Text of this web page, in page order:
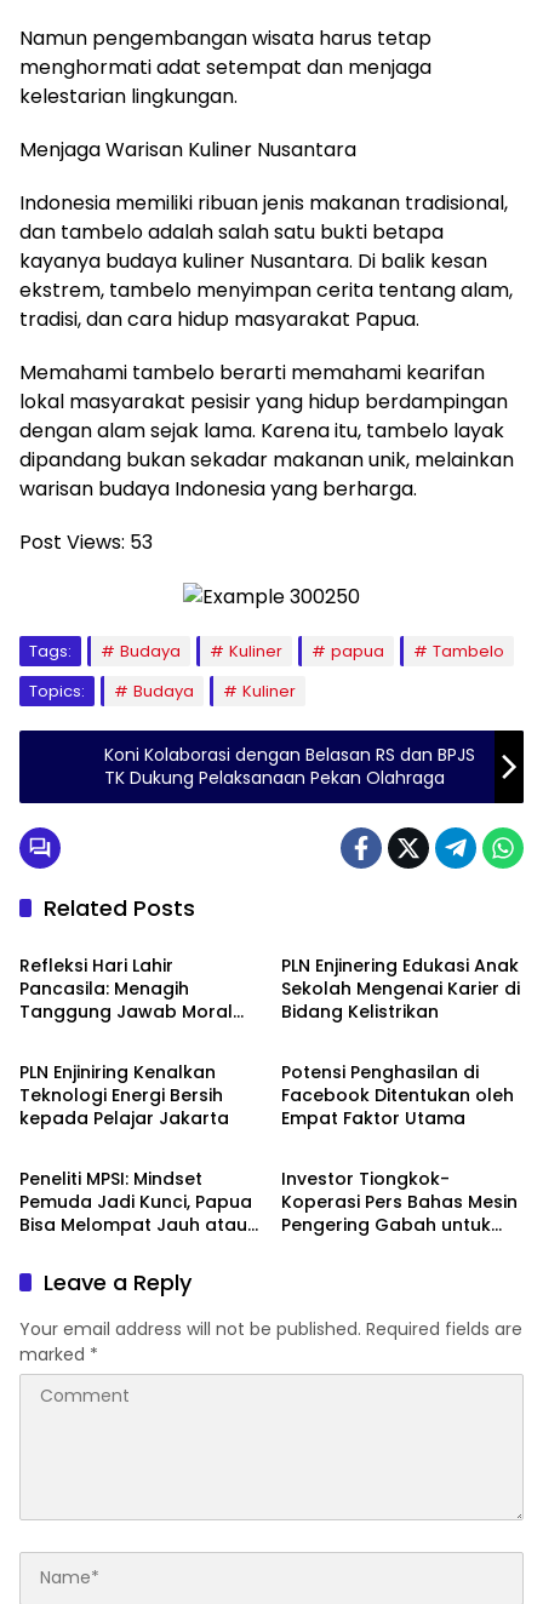
Namun pengembangan wisata harus tetap
menghormati adat setempat dan menjaga
kelestarian lingkungan.
Menjaga Warisan Kuliner Nusantara
Indonesia memiliki ribuan jenis makanan tradisional,
dan tambelo adalah salah satu bukti betapa
kayanya budaya kuliner Nusantara. Di balik kesan
ekstrem, tambelo menyimpan cerita tentang alam,
tradisi, dan cara hidup masyarakat Papua.
Memahami tambelo berarti memahami kearifan
lokal masyarakat pesisir yang hidup berdampingan
dengan alam sejak lama. Karena itu, tambelo layak
dipandang bukan sekadar makanan unik, melainkan
warisan budaya Indonesia yang berharga.
Post Views: 53
Tags: Budaya Kuliner papua
Tambelo
Topics:
Budaya Kuliner
Koni Kolaborasi dengan Belasan RS dan BPJS
TK Dukung Pelaksanaan Pekan Olahraga
Related Posts
Berita
Refleksi Hari Lahir
Pancasila: Menagih
Tanggung Jawab Moral
PLN Enjinering Edukasi Anak
Sekolah Mengenai Karier di
Bidang Kelistrikan
Berita
PLN Enjiniring Kenalkan
Teknologi Energi Bersih
kepada Pelajar Jakarta
Berita
Potensi Penghasilan di
Facebook Ditentukan oleh
Empat Faktor Utama
Berita
Peneliti MPSI: Mindset
Pemuda Jadi Kunci, Papua
Bisa Melompat Jauh atau
Berita
Investor Tiongkok-
Koperasi Pers Bahas Mesin
Pengering Gabah untuk
Leave a Reply
Your email address will not be published. Required fields are
marked *